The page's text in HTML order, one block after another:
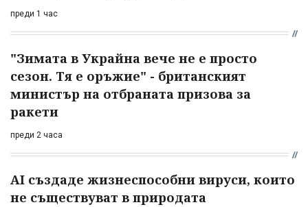
преди 1 час
"Зимата в Украйна вече не е просто
сезон. Тя е оръжие" - британският
министър на отбраната призова за
ракети
преди 2 часа
AI създаде жизнеспособни вируси, които
не съществуват в природата